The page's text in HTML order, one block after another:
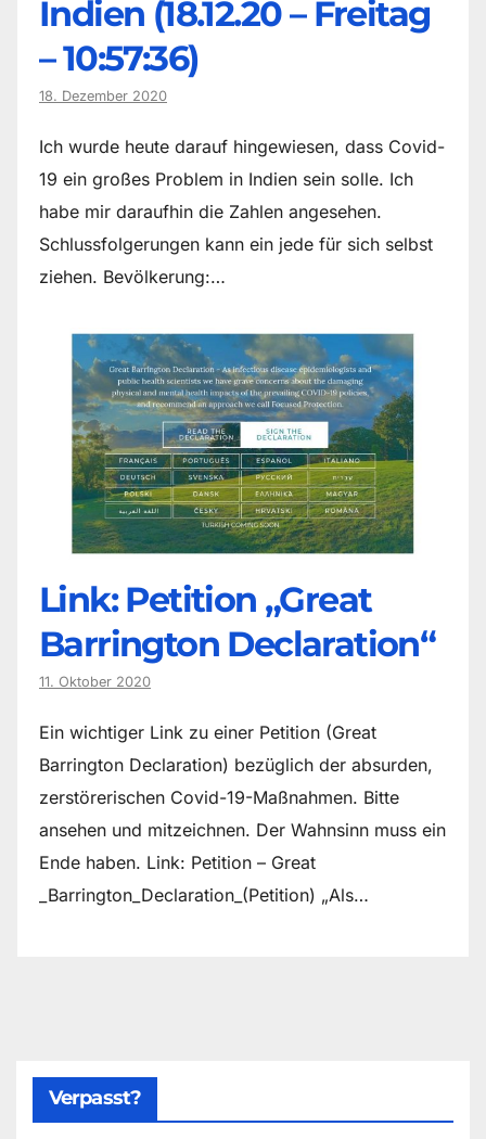
Indien (18.12.20 – Freitag
– 10:57:36)
18. Dezember 2020
Ich wurde heute darauf hingewiesen, dass Covid-
19 ein großes Problem in Indien sein solle. Ich
habe mir daraufhin die Zahlen angesehen.
Schlussfolgerungen kann ein jede für sich selbst
ziehen. Bevölkerung:…
Link: Petition „Great
Barrington Declaration“
11. Oktober 2020
Ein wichtiger Link zu einer Petition (Great
Barrington Declaration) bezüglich der absurden,
zerstörerischen Covid-19-Maßnahmen. Bitte
ansehen und mitzeichnen. Der Wahnsinn muss ein
Ende haben. Link: Petition – Great
_Barrington_Declaration_(Petition) „Als…
Verpasst?